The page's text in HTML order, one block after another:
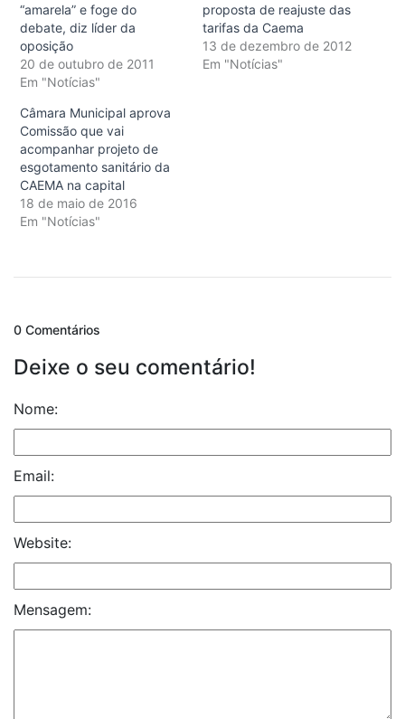
“amarela” e foge do
debate, diz líder da
oposição
20 de outubro de 2011
Em "Notícias"
proposta de reajuste das
tarifas da Caema
13 de dezembro de 2012
Em "Notícias"
Câmara Municipal aprova
Comissão que vai
acompanhar projeto de
esgotamento sanitário da
CAEMA na capital
18 de maio de 2016
Em "Notícias"
0 Comentários
Deixe o seu comentário!
Nome:
Email:
Website:
Mensagem: